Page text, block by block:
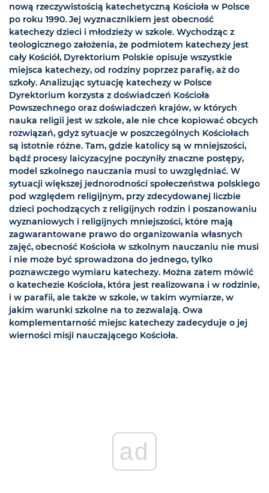
nową rzeczywistością katechetyczną Kościoła w Polsce
po roku 1990. Jej wyznacznikiem jest obecność
katechezy dzieci i młodzieży w szkole. Wychodząc z
teologicznego założenia, że podmiotem katechezy jest
cały Kościół, Dyrektorium Polskie opisuje wszystkie
miejsca katechezy, od rodziny poprzez parafię, aż do
szkoły. Analizując sytuację katechezy w Polsce
Dyrektorium korzysta z doświadczeń Kościoła
Powszechnego oraz doświadczeń krajów, w których
nauka religii jest w szkole, ale nie chce kopiować obcych
rozwiązań, gdyż sytuacje w poszczególnych Kościołach
są istotnie różne. Tam, gdzie katolicy są w mniejszości,
bądź procesy laicyzacyjne poczyniły znaczne postępy,
model szkolnego nauczania musi to uwzględniać. W
sytuacji większej jednorodności społeczeństwa polskiego
pod względem religijnym, przy zdecydowanej liczbie
dzieci pochodzących z religijnych rodzin i poszanowaniu
wyznaniowych i religijnych mniejszości, które mają
zagwarantowane prawo do organizowania własnych
zajęć, obecność Kościoła w szkolnym nauczaniu nie musi
i nie może być sprowadzona do jednego, tylko
poznawczego wymiaru katechezy. Można zatem mówić
o katechezie Kościoła, która jest realizowana i w rodzinie,
i w parafii, ale także w szkole, w takim wymiarze, w
jakim warunki szkolne na to zezwalają. Owa
komplementarność miejsc katechezy zadecyduje o jej
wierności misji nauczającego Kościoła.
ad